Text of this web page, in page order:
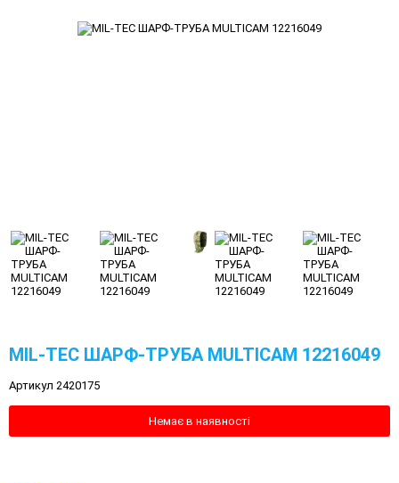
MIL-TEC ШАРФ-ТРУБА MULTICAM 12216049
Артикул 2420175
Немає в наявності